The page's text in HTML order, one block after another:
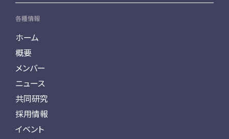
各種情報
ホーム
概要
メンバー
ニュース
共同研究
採用情報
イベント